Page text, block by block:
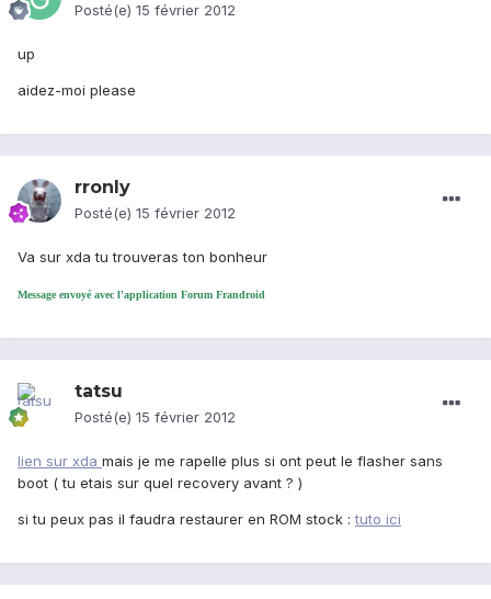
Posté(e) 15 février 2012
up
aidez-moi please
rronly
Posté(e) 15 février 2012
Va sur xda tu trouveras ton bonheur
Message envoyé avec l'application Forum Frandroid
tatsu
Posté(e) 15 février 2012
lien sur xda mais je me rapelle plus si ont peut le flasher sans
boot ( tu etais sur quel recovery avant ? )
si tu peux pas il faudra restaurer en ROM stock :tuto ici